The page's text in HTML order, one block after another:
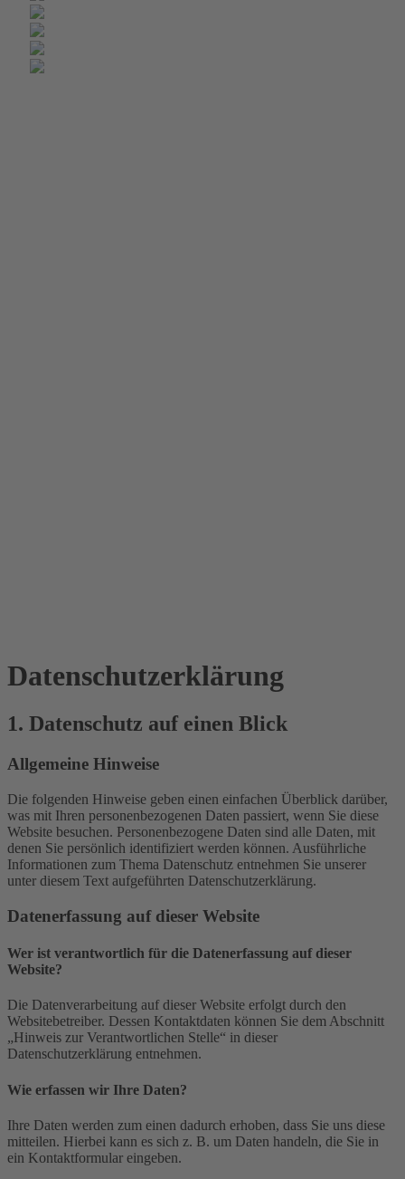
Datenschutz­erklärung
1. Datenschutz auf einen Blick
Allgemeine Hinweise
Die folgenden Hinweise geben einen einfachen Überblick darüber,
was mit Ihren personenbezogenen Daten passiert, wenn Sie diese
Website besuchen. Personenbezogene Daten sind alle Daten, mit
denen Sie persönlich identifiziert werden können. Ausführliche
Informationen zum Thema Datenschutz entnehmen Sie unserer
unter diesem Text aufgeführten Datenschutzerklärung.
Datenerfassung auf dieser Website
Wer ist verantwortlich für die Datenerfassung auf dieser
Website?
Die Datenverarbeitung auf dieser Website erfolgt durch den
Websitebetreiber. Dessen Kontaktdaten können Sie dem Abschnitt
„Hinweis zur Verantwortlichen Stelle“ in dieser
Datenschutzerklärung entnehmen.
Wie erfassen wir Ihre Daten?
Ihre Daten werden zum einen dadurch erhoben, dass Sie uns diese
mitteilen. Hierbei kann es sich z. B. um Daten handeln, die Sie in
ein Kontaktformular eingeben.